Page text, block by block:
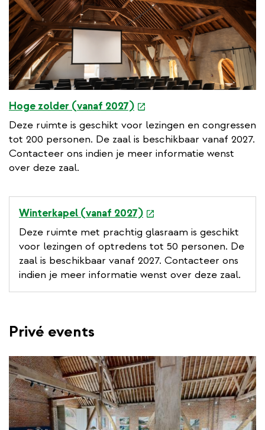
Hoge zolder (vanaf 2027)
e
x
t
e
Deze ruimte is geschikt voor lezingen en congressen
tot 200 personen. De zaal is beschikbaar vanaf 2027.
Contacteer ons indien je meer informatie wenst
over deze zaal.
Winterkapel (vanaf 2027)
e
x
r
l
i
n
k
Deze ruimte met prachtig glasraam is geschikt
voor lezingen of optredens tot 50 personen. De
zaal is beschikbaar vanaf 2027. Contacteer ons
indien je meer informatie wenst over deze zaal.
Privé events